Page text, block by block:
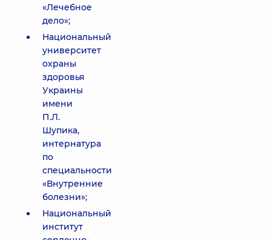
«Лечебное
дело»;
Национальный
университет
охраны
здоровья
Украины
имени
П.Л.
Шупика,
интернатура
по
специальности
«Внутренние
болезни»;
Национальный
институт